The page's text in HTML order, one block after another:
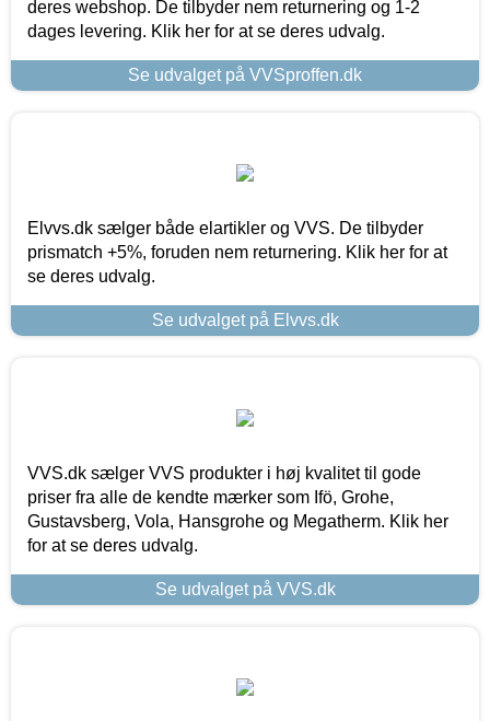
deres webshop. De tilbyder nem returnering og 1-2
dages levering. Klik her for at se deres udvalg.
Se udvalget på VVSproffen.dk
Elvvs.dk sælger både elartikler og VVS. De tilbyder
prismatch +5%, foruden nem returnering. Klik her for at
se deres udvalg.
Se udvalget på Elvvs.dk
VVS.dk sælger VVS produkter i høj kvalitet til gode
priser fra alle de kendte mærker som Ifö, Grohe,
Gustavsberg, Vola, Hansgrohe og Megatherm. Klik her
for at se deres udvalg.
Se udvalget på VVS.dk